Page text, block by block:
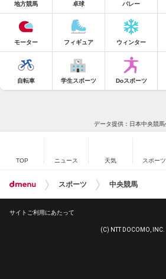
地方競馬 卓球 バレー
モーター フィギュア ウィンター
自転車 学生スポーツ Doスポーツ
データ提供：日本中央競馬
TOP ニュース 天気 スポーツ
スポーツ 中央競馬
サイトご利用にあたって
(C) NTT DOCOMO, INC.